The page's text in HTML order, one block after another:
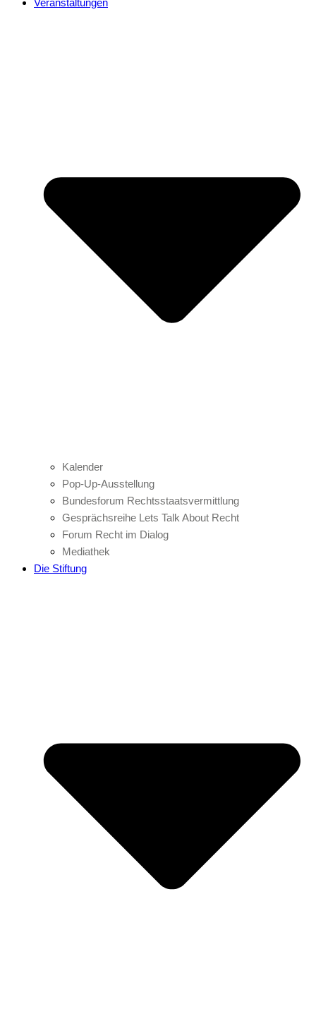
Veranstaltungen
Kalender
Pop-Up-Ausstellung
Bundesforum Rechtsstaatsvermittlung
Gesprächsreihe Lets Talk About Recht
Forum Recht im Dialog
Mediathek
Die Stiftung